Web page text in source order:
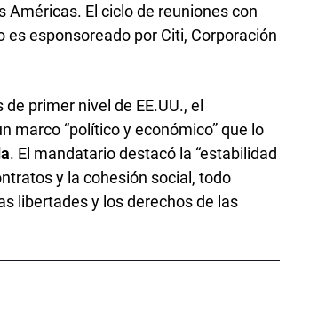
Américas. El ciclo de reuniones con
esponsoreado por Citi, Corporación
primer nivel de EE.UU., el
marco “político y económico” que lo
. El mandatario destacó la “estabilidad
y la cohesión social, todo
libertades y los derechos de las